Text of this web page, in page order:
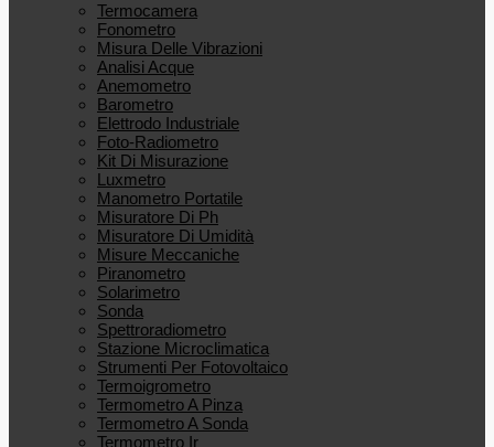
Termocamera
Fonometro
Misura Delle Vibrazioni
Analisi Acque
Anemometro
Barometro
Elettrodo Industriale
Foto-Radiometro
Kit Di Misurazione
Luxmetro
Manometro Portatile
Misuratore Di Ph
Misuratore Di Umidità
Misure Meccaniche
Piranometro
Solarimetro
Sonda
Spettroradiometro
Stazione Microclimatica
Strumenti Per Fotovoltaico
Termoigrometro
Termometro A Pinza
Termometro A Sonda
Termometro Ir